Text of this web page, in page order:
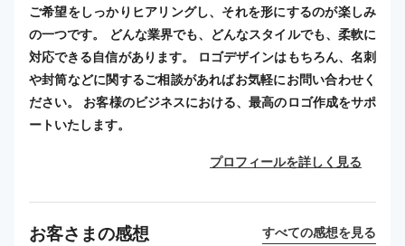
ご希望をしっかりヒアリングし、それを形にするのが楽しみ
の一つです。 どんな業界でも、どんなスタイルでも、柔軟に
対応できる自信があります。 ロゴデザインはもちろん、名刺
や封筒などに関するご相談があればお気軽にお問い合わせく
ださい。 お客様のビジネスにおける、最高のロゴ作成をサポ
ートいたします。
プロフィールを詳しく見る
お客さまの感想 すべての感想を見る